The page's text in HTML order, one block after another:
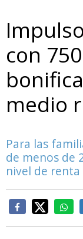
con
medio
Para las
de menos de
nivel de